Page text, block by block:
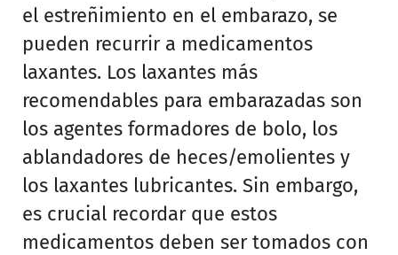
el estreñimiento en el embarazo, se
pueden recurrir a medicamentos
laxantes. Los laxantes más
recomendables para embarazadas son
los agentes formadores de bolo, los
ablandadores de heces/emolientes y
los laxantes lubricantes. Sin embargo,
es crucial recordar que estos
medicamentos deben ser tomados con